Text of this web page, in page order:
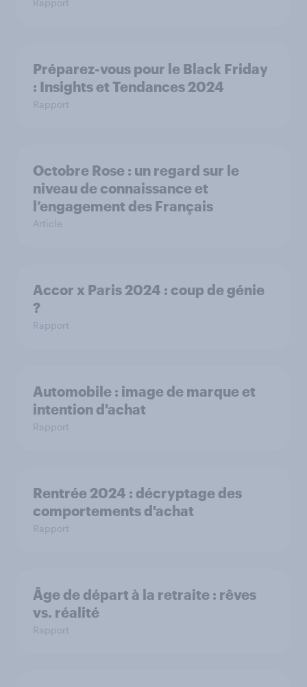
Rapport
Préparez-vous pour le Black Friday
: Insights et Tendances 2024
Rapport
Octobre Rose : un regard sur le
niveau de connaissance et
l’engagement des Français
Article
Accor x Paris 2024 : coup de génie
?
Rapport
Automobile : image de marque et
intention d'achat
Rapport
Rentrée 2024 : décryptage des
comportements d'achat
Rapport
Âge de départ à la retraite : rêves
vs. réalité
Rapport